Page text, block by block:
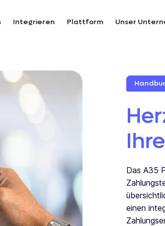
Integrieren Plattform Unser
Das A35
einen